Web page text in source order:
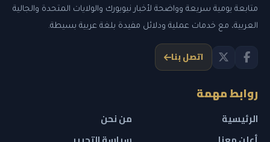
متابعة يومية سريعة وواضحة لأخبار نيويورك والولايات المتحدة والجالية
العربية، مع خدمات عملية ودلائل مفيدة بلغة عربية بسيطة.
اتصل بنا
روابط مهمة
الرئيسية
من نحن